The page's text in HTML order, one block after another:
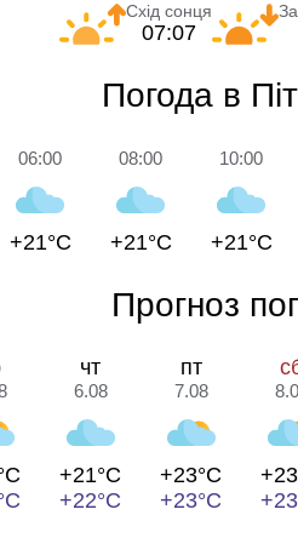
Схід сонця
07:07
Погода в
06:00
+21°C
08:00
+21°C
10:00
+21°C
Прогноз
чт
6.08
+21°C
+22°C
пт
7.08
+23°C
+23°C